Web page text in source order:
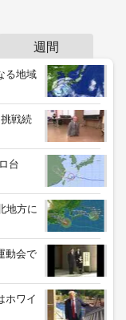
週間
る地域
戦続
台
地方に
動会で
ホワイ